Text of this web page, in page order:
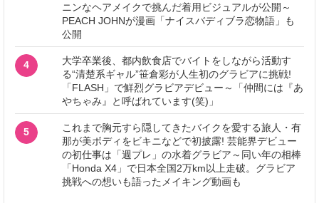
ニンなヘアメイクで挑んだ着用ビジュアルが公開～
PEACH JOHNが漫画「ナイスバディブラ恋物語」も
公開
4
大学卒業後、都内飲食店でバイトをしながら活動す
る“清楚系ギャル”笹倉彩が人生初のグラビアに挑戦!
「FLASH」で鮮烈グラビアデビュー～「仲間には『あ
やちゃみ』と呼ばれています(笑)」
5
これまで胸元すら隠してきたバイクを愛する旅人・有
那が美ボディをビキニなどで初披露! 芸能界デビュー
の初仕事は「週プレ」の水着グラビア～同い年の相棒
「Honda X4」で日本全国2万km以上走破。グラビア
挑戦への想いも語ったメイキング動画も